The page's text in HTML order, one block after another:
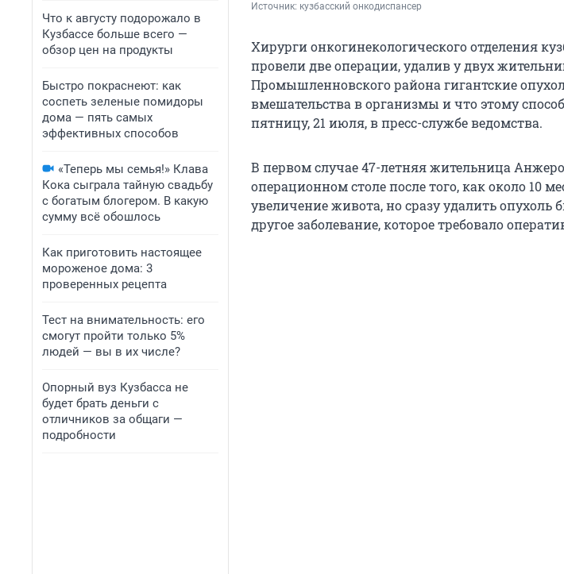
Что к августу подорожало в
Кузбассе больше всего —
обзор цен на продукты
Быстро покраснеют: как
соспеть зеленые помидоры
дома — пять самых
эффективных способов
«Теперь мы семья!» Клава
Кока сыграла тайную свадьбу
с богатым блогером. В какую
сумму всё обошлось
Как приготовить настоящее
мороженое дома: 3
проверенных рецепта
Тест на внимательность: его
смогут пройти только 5%
людей — вы в их числе?
Опорный вуз Кузбасса не
будет брать деньги с
отличников за общаги —
подробности
Источник: кузбасский онкодиспансер
Хирурги онкогинекологического отделения
провели две операции, удалив у двух
Промышленновского района гигантские
вмешательства в организмы и что этому
пятницу, 21 июля, в пресс-службе ведомства.
В первом случае 47-летняя жительница
операционном столе после того, как около 10
увеличение живота, но сразу удалить
другое заболевание, которое требовало